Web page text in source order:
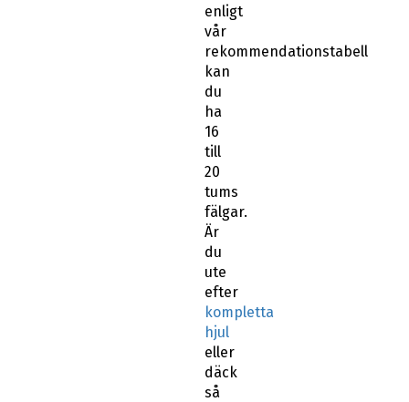
enligt
vår
rekommendationstabell
kan
du
ha
16
till
20
tums
fälgar.
Är
du
ute
efter
kompletta
hjul
eller
däck
så